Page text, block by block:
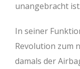
unangebracht ist.
In seiner
Revolution zum
damals der